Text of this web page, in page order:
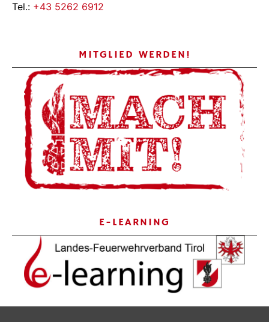
Tel.: +43 5262 6912
MITGLIED WERDEN!
E-LEARNING